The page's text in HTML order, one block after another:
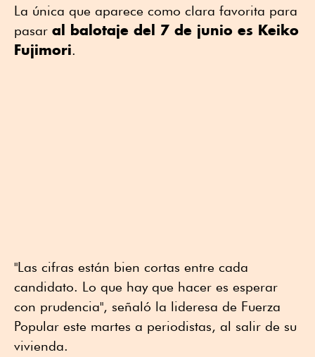
La única que aparece como clara favorita para
pasar al balotaje del 7 de junio es Keiko
Fujimori.
"Las cifras están bien cortas entre cada
candidato. Lo que hay que hacer es esperar
con prudencia", señaló la lideresa de Fuerza
Popular este martes a periodistas, al salir de su
vivienda.